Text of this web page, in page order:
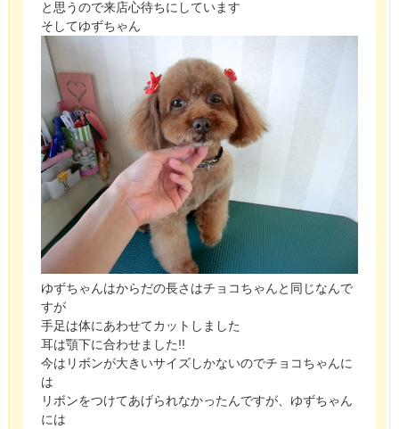
と思うので来店心待ちにしています
そしてゆずちゃん
ゆずちゃんはからだの長さはチョコちゃんと同じなんで
すが
手足は体にあわせてカットしました
耳は顎下に合わせました!!
今はリボンが大きいサイズしかないのでチョコちゃんに
は
リボンをつけてあげられなかったんですが、ゆずちゃん
には